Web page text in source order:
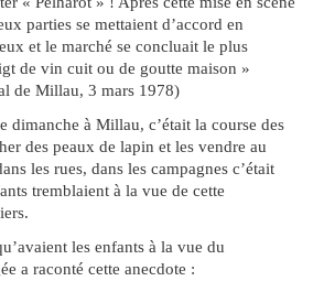
parties se mettaient d’accord en
et le marché se concluait le plus
de vin cuit ou de goutte maison »
de Millau, 3 mars 1978)
dimanche à Millau, c’était la course des
des peaux de lapin et les vendre au
les rues, dans les campagnes c’était
tremblaient à la vue de cette
les enfants à la vue du
a raconté cette anecdote :